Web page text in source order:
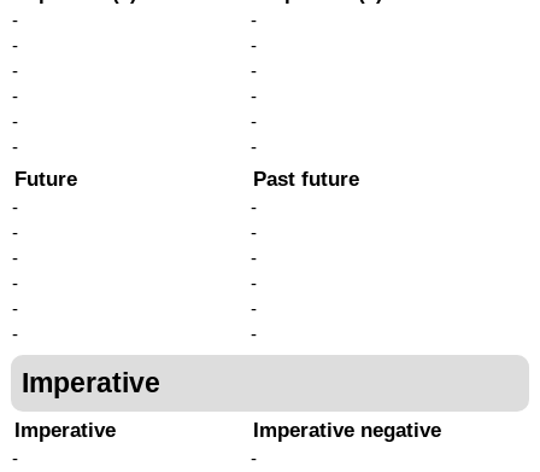
-
-
-
-
-
-
-
-
-
-
-
-
Future
-
-
-
-
-
-
Past future
-
-
-
-
-
-
Imperative
Imperative
-
Imperative negative
-